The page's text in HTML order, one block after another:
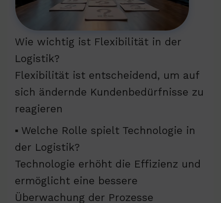
Wie wichtig ist Flexibilität in der
Logistik?
Flexibilität ist entscheidend, um auf
sich ändernde Kundenbedürfnisse zu
reagieren
▪ Welche Rolle spielt Technologie in
der Logistik?
Technologie erhöht die Effizienz und
ermöglicht eine bessere
Überwachung der Prozesse